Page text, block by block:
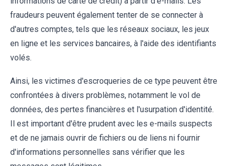
fraudeurs peuvent également tenter de se connecter à
d'autres comptes, tels que les réseaux sociaux, les jeux
en ligne et les services bancaires, à l'aide des identifiants
volés.
Ainsi, les victimes d'escroqueries de ce type peuvent être
confrontées à divers problèmes, notamment le vol de
données, des pertes financières et l'usurpation d'identité.
Il est important d'être prudent avec les e-mails suspects
et de ne jamais ouvrir de fichiers ou de liens ni fournir
d'informations personnelles sans vérifier que les